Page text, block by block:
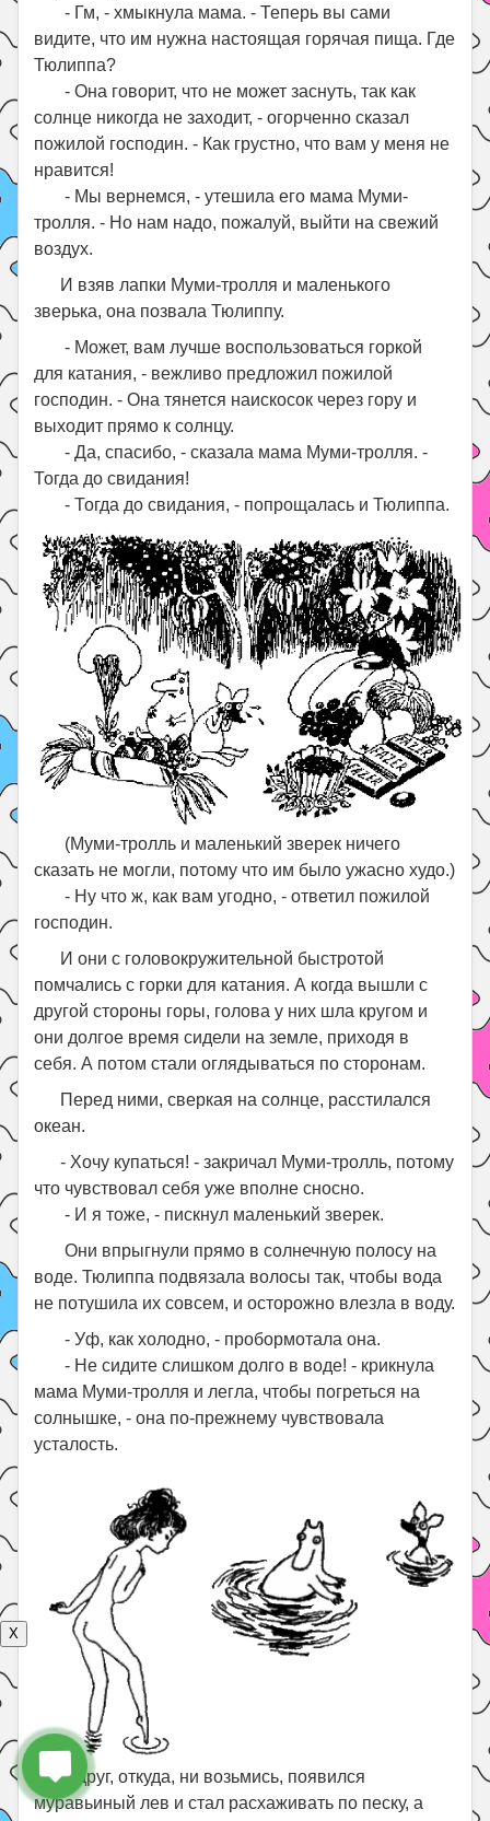
- Гм, - хмыкнула мама. - Теперь вы сами
видите, что им нужна настоящая горячая пища. Где
Тюлиппа?
- Она говорит, что не может заснуть, так как
солнце никогда не заходит, - огорченно сказал
пожилой господин. - Как грустно, что вам у меня не
нравится!
- Мы вернемся, - утешила его мама Муми-
тролля. - Но нам надо, пожалуй, выйти на свежий
воздух.
И взяв лапки Муми-тролля и маленького
зверька, она позвала Тюлиппу.
- Может, вам лучше воспользоваться горкой
для катания, - вежливо предложил пожилой
господин. - Она тянется наискосок через гору и
выходит прямо к солнцу.
- Да, спасибо, - сказала мама Муми-тролля. -
Тогда до свидания!
- Тогда до свидания, - попрощалась и Тюлиппа.
(Муми-тролль и маленький зверек ничего
сказать не могли, потому что им было ужасно худо.)
- Ну что ж, как вам угодно, - ответил пожилой
господин.
И они с головокружительной быстротой
помчались с горки для катания. А когда вышли с
другой стороны горы, голова у них шла кругом и
они долгое время сидели на земле, приходя в
себя. А потом стали оглядываться по сторонам.
Перед ними, сверкая на солнце, расстилался
океан.
- Хочу купаться! - закричал Муми-тролль, потому
что чувствовал себя уже вполне сносно.
- И я тоже, - пискнул маленький зверек.
Они впрыгнули прямо в солнечную полосу на
воде. Тюлиппа подвязала волосы так, чтобы вода
не потушила их совсем, и осторожно влезла в воду.
- Уф, как холодно, - пробормотала она.
- Не сидите слишком долго в воде! - крикнула
мама Муми-тролля и легла, чтобы погреться на
солнышке, - она по-прежнему чувствовала
усталость.
Вдруг, откуда, ни возьмись, появился
муравьиный лев и стал расхаживать по песку, а
X